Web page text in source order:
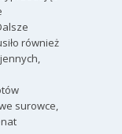
również
surowce,